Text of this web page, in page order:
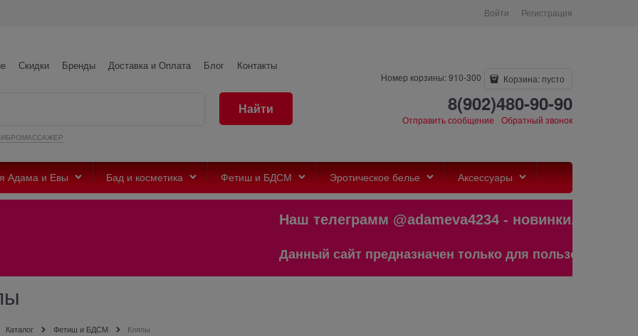
Войти Регистрация
Скидки Бренды Доставка и Оплата Блог
Контакты
Найти
Номер корзины: 910-300 Корзина: пусто
8(902)480-90-90
Отправить сообщение Обратный звонок
Адама и Евы Бад и косметика Фетиш и БДСМ Эротическое белье Аксессуары
Наш телеграмм @adameva4234 -
Данный сайт предназначен только для пользователей старше
Каталог Фетиш и БДСМ Кляпы